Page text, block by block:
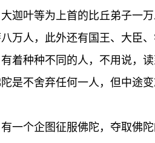
迦叶等为上首的比丘弟子一
万人，此外还有国王、大臣
着种种不同的人，不用说，
是不舍弃任何一人，但中途
一个企图征服佛陀，夺取佛